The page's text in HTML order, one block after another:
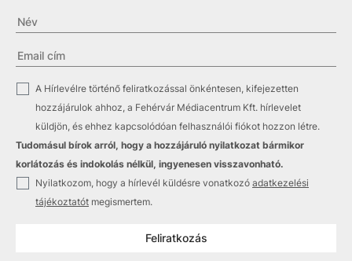
✓
A Hírlevélre történő feliratkozással önkéntesen, kifejezetten
hozzájárulok ahhoz, a Fehérvár Médiacentrum Kft. hírlevelet
küldjön, és ehhez kapcsolódóan felhasználói fiókot hozzon létre.
Tudomásul bírok arról, hogy a hozzájáruló nyilatkozat bármikor
korlátozás és indokolás nélkül, ingyenesen visszavonható.
✓ Nyilatkozom, hogy a hírlevél küldésre vonatkozó adatkezelési
tájékoztatót megismertem.
Feliratkozás